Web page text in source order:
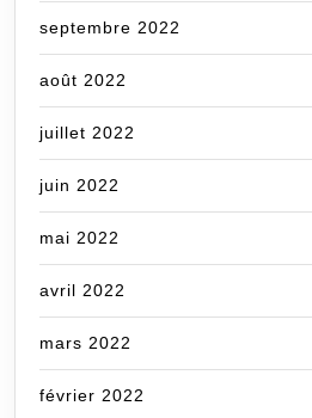
septembre 2022
août 2022
juillet 2022
juin 2022
mai 2022
avril 2022
mars 2022
février 2022